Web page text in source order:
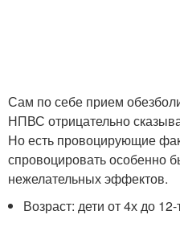
Сам по себе прием
НПВС отрицательно
Но есть провоцирующие
спровоцировать особенно
нежелательных эффектов.
Возраст: дети от 4х до 12-